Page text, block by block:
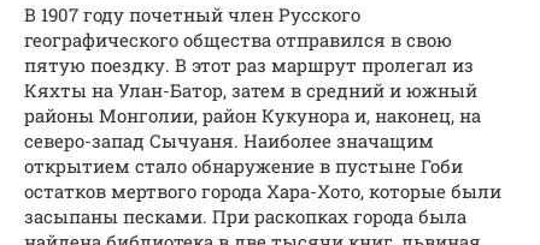
В 1907 году почетный член Русского
географического общества отправился в свою
пятую поездку. В этот раз маршрут пролегал из
Кяхты на Улан-Батор, затем в средний и южный
районы Монголии, район Кукунора и, наконец, на
северо-запад Сычуаня. Наиболее значащим
открытием стало обнаружение в пустыне Гоби
остатков мертвого города Хара-Хото, которые были
засыпаны песками. При раскопках города была